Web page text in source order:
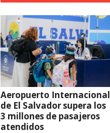
Aeropuerto Internacional
de El Salvador supera los
3 millones de pasajeros
atendidos